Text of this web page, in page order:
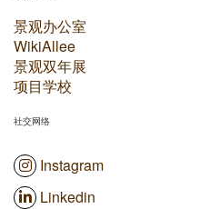
景观办公室
WikiAllee
景观双年展
项目学校
社交网络
Instagram
Linkedin